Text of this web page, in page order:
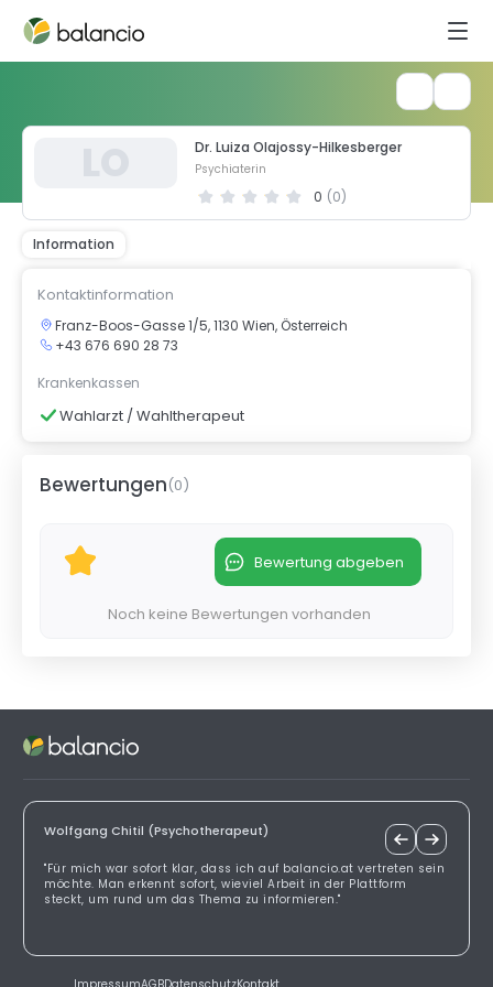
Dr. Luiza Olajossy-Hilkesberger
Psychiaterin
0 (0)
Information
Kontaktinformation
Franz-Boos-Gasse 1/5, 1130 Wien, Österreich
+43 676 690 28 73
Krankenkassen
Wahlarzt / Wahltherapeut
Bewertungen(0)
Bewertung abgeben
Noch keine Bewertungen vorhanden
Wolfgang Chitil (Psychotherapeut)
"Für mich war sofort klar, dass ich auf balancio.at vertreten sein
möchte. Man erkennt sofort, wieviel Arbeit in der Plattform
steckt, um rund um das Thema zu informieren."